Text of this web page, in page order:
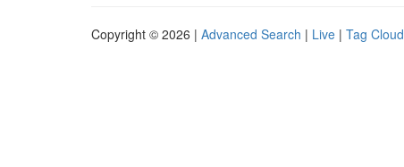
Copyright © 2026 | Advanced Search | Live | Tag Cloud